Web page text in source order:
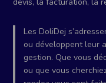
Les DoliDej
ou développent leur
gestion. Que vous
ou que vous